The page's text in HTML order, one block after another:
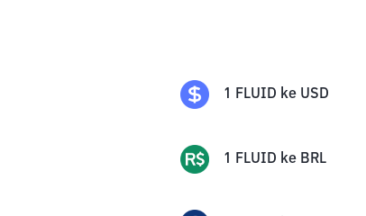
1 FLUID ke USD
1 FLUID ke BRL